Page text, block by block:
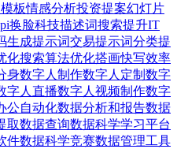
板情感分析投资提案幻灯片
换脸科技描述词搜索提升IT
生成提示词交易提示词分类提
化搜索算法优化搭画快写效率
身数字人制作数字人定制 数字
字人直播数字人视频制作数字
公自动化数据分析和报告数据
取数据查询数据科学学习平台
件数据科学竞赛数据管理工具